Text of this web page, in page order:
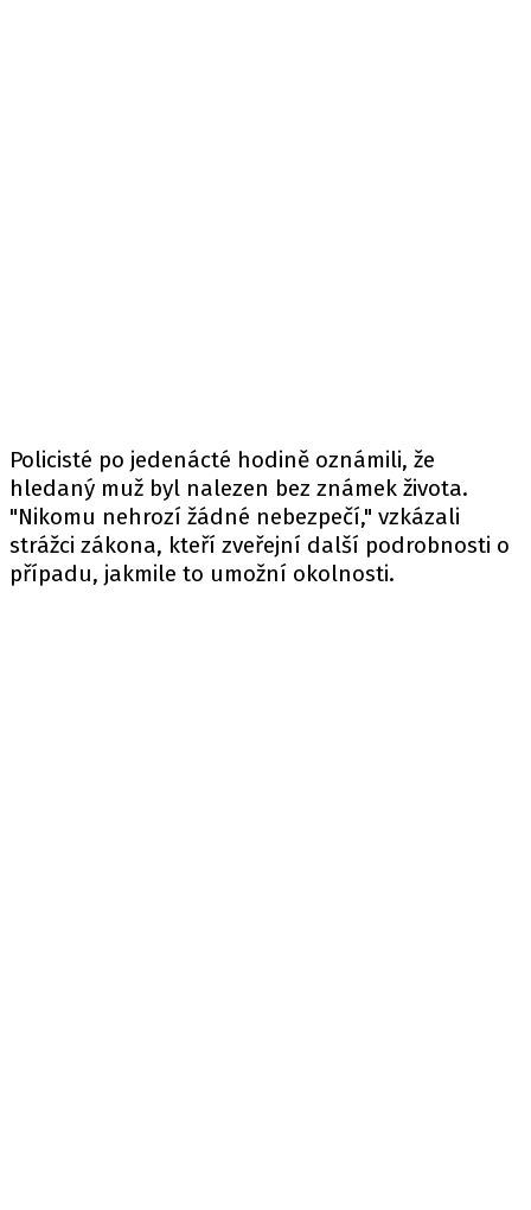
Policisté po jedenácté hodině oznámili, že
hledaný muž byl nalezen bez známek života.
"Nikomu nehrozí žádné nebezpečí," vzkázali
strážci zákona, kteří zveřejní další podrobnosti o
případu, jakmile to umožní okolnosti.